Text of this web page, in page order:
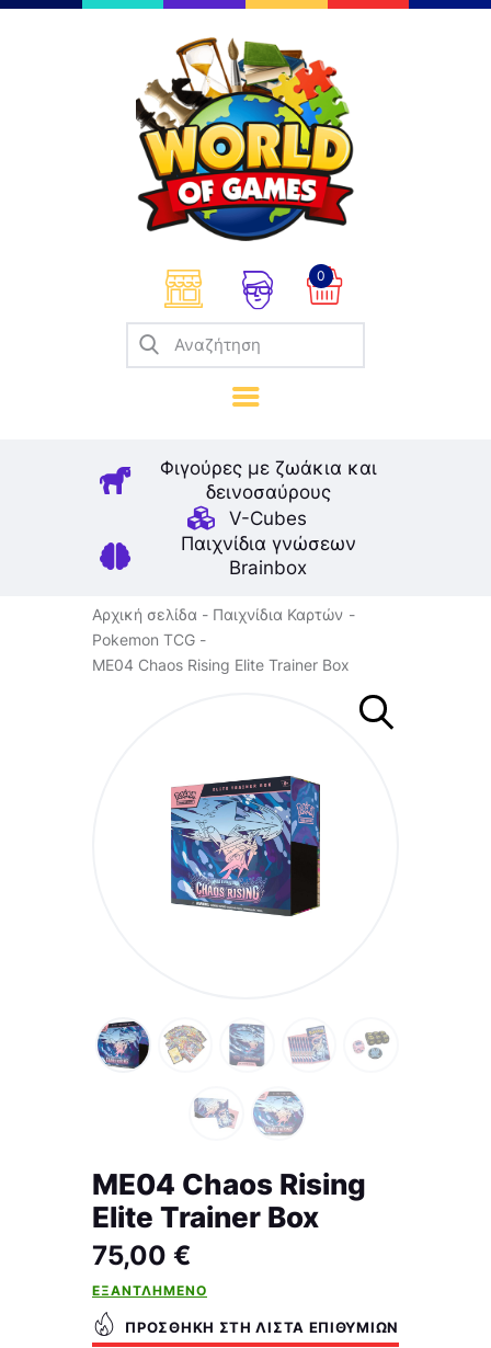
0
Φιγούρες με ζωάκια και
δεινοσαύρους
V-Cubes
Παιχνίδια γνώσεων
Brainbox
Επιτραπέζια
Παζλ
Παιχνίδια Καρτών
Σπαζοκεφαλιές
Κατασκευές
Καλλιτεχνικά
Μοντελισμός
Βιβλία
Παιχνίδια Ρόλων
Αρχική σελίδα
Παιχνίδια Καρτών
Pokemon TCG
ME04 Chaos Rising Elite Trainer Box
ME04 Chaos Rising
Elite Trainer Box
75,00 €
ΕΞΑΝΤΛΗΜΈΝΟ
ΠΡΟΣΘΉΚΗ ΣΤΗ ΛΊΣΤΑ ΕΠΙΘΥΜΙΏΝ